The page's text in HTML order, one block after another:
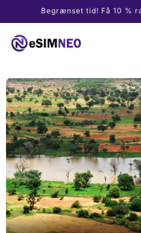
Gå til
indhold
Begrænset tid! Få 10 %